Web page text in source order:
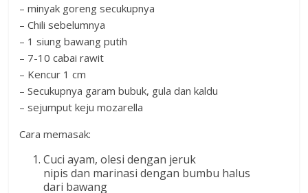
– minyak goreng secukupnya
– Chili sebelumnya
– 1 siung bawang putih
– 7-10 cabai rawit
– Kencur 1 cm
– Secukupnya garam bubuk, gula dan kaldu
– sejumput keju mozarella
Cara memasak:
Cuci ayam, olesi dengan jeruk
nipis dan marinasi dengan bumbu halus
dari bawang